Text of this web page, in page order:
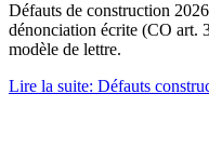
Défauts de construction
dénonciation écrite (CO art.
modèle de lettre.
Lire la suite: Défauts